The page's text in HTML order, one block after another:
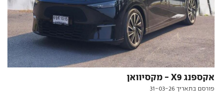
אקספנג X9 - מקסיוואן
פורסם בתאריך 31-03-26